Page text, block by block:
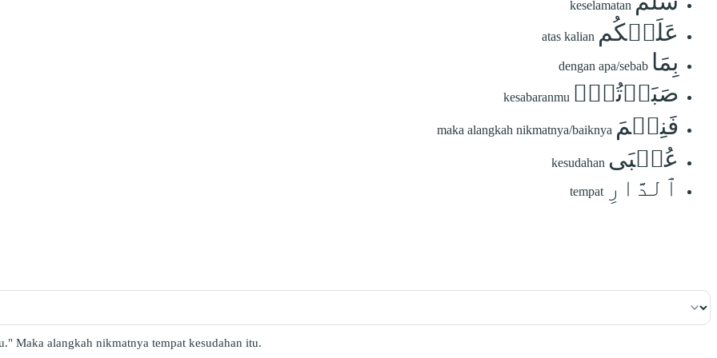
keselamatan
عَلَيۡكُم atas kalian
بِمَا dengan apa/sebab
صَبَرۡتُمۡۚ kesabaranmu
فَنِعۡمَ maka alangkah nikmatnya/baiknya
عُقۡبَى kesudahan
ٱلدَّارِ tempat
Maka alangkah nikmatnya tempat kesudahan itu.